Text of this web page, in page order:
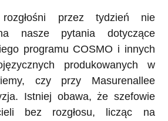
przez tydzień nie
nasze pytania dotyczące
programu COSMO i innych
produkowanych w
czy przy Masurenallee
Istniej obawa, że szefowie
bez rozgłosu, licząc na